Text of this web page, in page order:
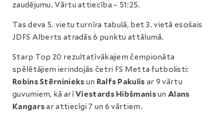
zaudējumu. Vārtu attiecība – 51:25.
Tas deva 5. vietu turnīra tabulā, bet 3. vietā esošais
JDFS Alberts atradās 6 punktu attālumā.
Starp Top 20 rezultatīvākajiem čempionāta
spēlētājiem ierindojās četri FS Metta futbolisti:
Robins Stērninieks un Ralfs Pakulis ar 9 vārtu
guvumiem, kā arīViestards Hibšmanisun Alans
Kangarsar attiecīgi 7 un 6 vārtiem.